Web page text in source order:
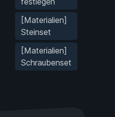
[Materialien]
Steinset
[Materialien]
Schraubenset